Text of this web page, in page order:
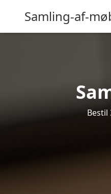
Samling-af-